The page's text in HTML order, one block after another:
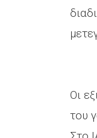
Οι
του